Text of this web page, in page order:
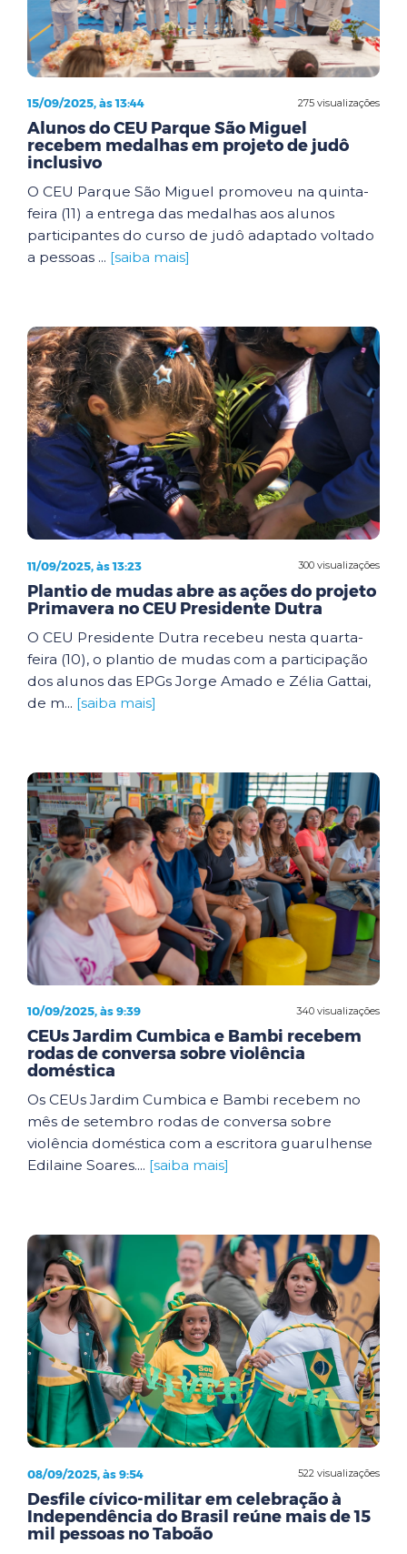
275 visualizações
15/09/2025, às 13:44
Alunos do CEU Parque São Miguel
recebem medalhas em projeto de judô
inclusivo
O CEU Parque São Miguel promoveu na quinta-
feira (11) a entrega das medalhas aos alunos
participantes do curso de judô adaptado voltado
a pessoas ... [saiba mais]
300 visualizações
11/09/2025, às 13:23
Plantio de mudas abre as ações do projeto
Primavera no CEU Presidente Dutra
O CEU Presidente Dutra recebeu nesta quarta-
feira (10), o plantio de mudas com a participação
dos alunos das EPGs Jorge Amado e Zélia Gattai,
de m... [saiba mais]
340 visualizações
10/09/2025, às 9:39
CEUs Jardim Cumbica e Bambi recebem
rodas de conversa sobre violência
doméstica
Os CEUs Jardim Cumbica e Bambi recebem no
mês de setembro rodas de conversa sobre
violência doméstica com a escritora guarulhense
Edilaine Soares.... [saiba mais]
522 visualizações
08/09/2025, às 9:54
Desfile cívico-militar em celebração à
Independência do Brasil reúne mais de 15
mil pessoas no Taboão